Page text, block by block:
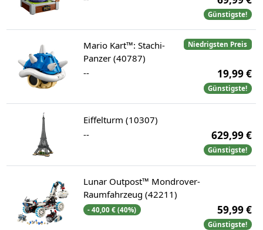
Günstigste!
Niedrigsten Preis
Mario Kart™: Stachi-
Panzer (40787)
--
19,99 €
Günstigste!
Eiffelturm (10307)
--
629,99 €
Günstigste!
Lunar Outpost™ Mondrover-
Raumfahrzeug (42211)
- 40,00 € (40%) 59,99 €
Günstigste!